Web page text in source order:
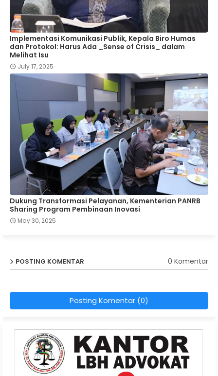
Implementasi Komunikasi Publik, Kepala Biro Humas
dan Protokol: Harus Ada _Sense of Crisis_ dalam
Melihat Isu
July 17, 2025
Dukung Transformasi Pelayanan, Kementerian PANRB
Sharing Program Pembinaan Inovasi
May 30, 2025
POSTING KOMENTAR 0 Komentar
Posting Komentar (0)